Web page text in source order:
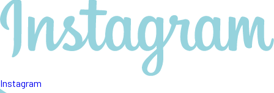
Instagram